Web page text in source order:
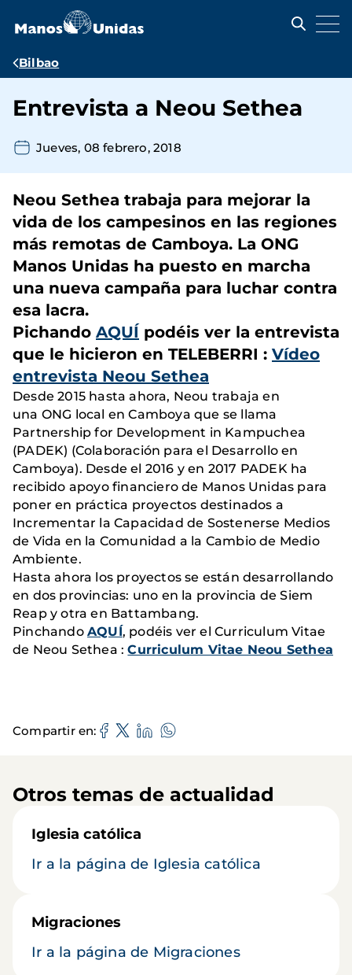
contenido
Ruta
navegación
Bilbao
Entrevista a Neou Sethea
Jueves, 08 febrero, 2018
Neou Sethea trabaja para mejorar la
vida de los campesinos en las regiones
más remotas de Camboya. La ONG
Manos Unidas ha puesto en marcha
una nueva campaña para luchar contra
esa lacra.
Pichando AQUÍ podéis ver la entrevista
que le hicieron en TELEBERRI : Vídeo
entrevista Neou Sethea
Desde 2015 hasta ahora, Neou trabaja en
una ONG local enCamboya que se llama
Partnership for Development in Kampuchea
(PADEK) (Colaboración para el Desarrollo en
Camboya). Desde el 2016 y en 2017 PADEK ha
recibido apoyo financiero de Manos Unidas para
poner en práctica proyectos destinados a
Incrementar la Capacidad de Sostenerse Medios
de Vida en la Comunidad a la Cambio de Medio
Ambiente.
Hasta ahora los proyectos se están desarrollando
en dos provincias: uno en la provincia de Siem
Reap y otra en Battambang.
Pinchando AQUÍ, podéis ver el Curriculum Vitae
de Neou Sethea :Curriculum Vitae Neou Sethea
Compartir en
Otros temas de actualidad
Iglesia católica
Ir a la página de Iglesia católica
Migraciones
Ir a la página de Migraciones